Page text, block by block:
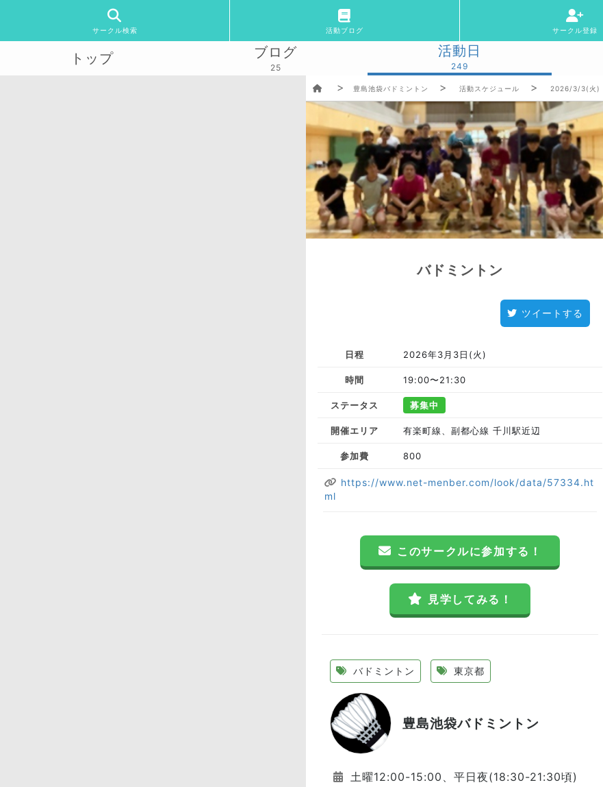
サークル検索 活動ブログ サークル登録
トップ ブログ
25
活動日
249
豊島池袋バドミントン 活動スケジュール 2026/3/3(火)
バドミントン
ツイートする
日程 2026年3月3日(火)
時間 19:00〜21:30
ステータス 募集中
開催エリア 有楽町線、副都心線 千川駅近辺
参加費 800
https://www.net-menber.com/look/data/57334.ht
ml
このサークルに参加する！
見学してみる！
バドミントン 東京都
豊島池袋バドミントン
土曜12:00-15:00、平日夜(18:30-21:30頃)